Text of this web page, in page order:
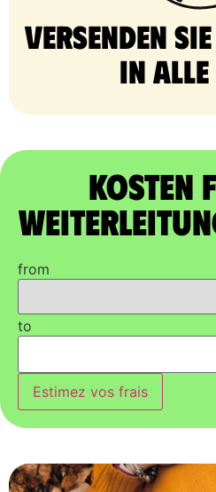
Versenden
in alle
Kosten
from
to
Estimez vos frais